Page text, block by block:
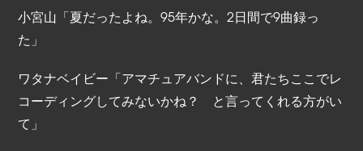
小宮山「夏だったよね。95年かな。2日間で9曲録っ
た」
ワタナベイビー「アマチュアバンドに、君たちここでレ
コーディングしてみないかね？ と言ってくれる方がい
て」